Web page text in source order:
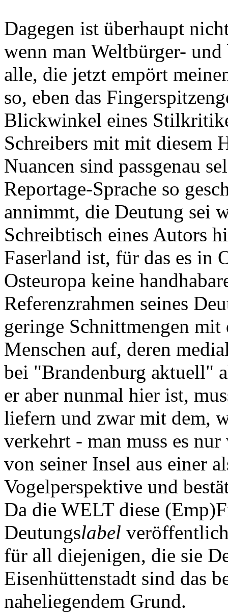
Dagegen ist überhaupt
wenn man Weltbürger-
alle, die jetzt empört
so, eben das
Blickwinkel eines
Schreibers mit mit diesem
Nuancen sind passgenau
Reportage-Sprache so
annimmt, die Deutung sei
Schreibtisch eines Autors
Faserland ist, für das es in
Osteuropa keine
Referenzrahmen seines
geringe Schnittmengen
Menschen auf, deren
bei "Brandenburg aktuell"
er aber nunmal hier ist,
liefern und zwar mit dem,
verkehrt - man muss es
von seiner Insel aus einer
Vogelperspektive und
Da die WELT diese
Deutungslabel
für all diejenigen, die sie
Eisenhüttenstadt sind das
naheliegendem Grund.